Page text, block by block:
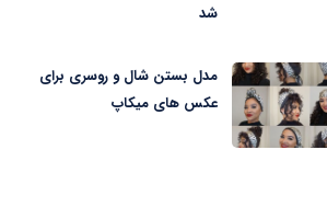
شد
مدل بستن شال و روسری برای
عکس های میکاپ